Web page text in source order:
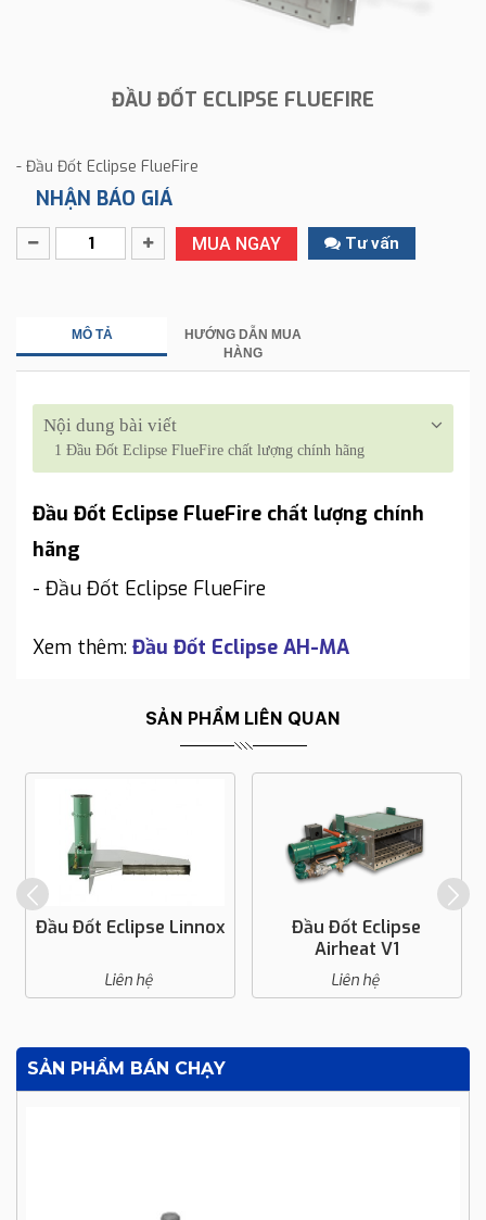
ĐẦU ĐỐT ECLIPSE FLUEFIRE
- Đầu Đốt Eclipse FlueFire
NHẬN BÁO GIÁ
MUA NGAY Tư vấn
MÔ TẢ
HƯỚNG DẪN MUA
HÀNG
Nội dung bài viết
1 Đầu Đốt Eclipse FlueFire chất lượng chính hãng
Đầu Đốt Eclipse FlueFire chất lượng chính
hãng
- Đầu Đốt Eclipse FlueFire
Xem thêm: Đầu Đốt Eclipse AH-MA
SẢN PHẨM LIÊN QUAN
Đầu Đốt Eclipse Linnox
Liên hệ
Đầu Đốt Eclipse
Airheat V1
Liên hệ
SẢN PHẨM BÁN CHẠY